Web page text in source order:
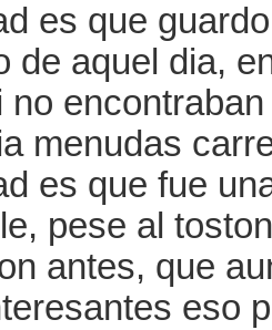
es que
de aquel dia,
no
menudas
es que fue
pese al
antes, que
eso